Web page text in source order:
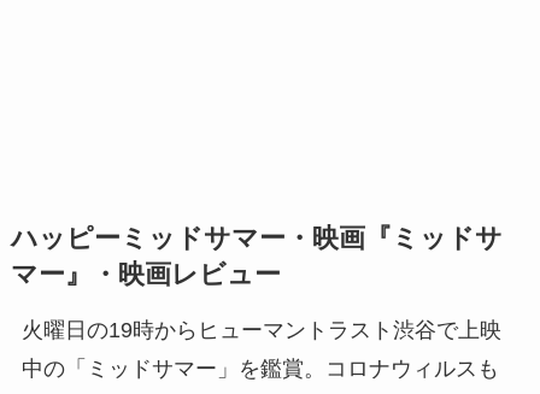
ハッピーミッドサマー・映画『ミッドサ
マー』・映画レビュー
火曜日の19時からヒューマントラスト渋谷で上映
中の「ミッドサマー」を鑑賞。コロナウィルスも